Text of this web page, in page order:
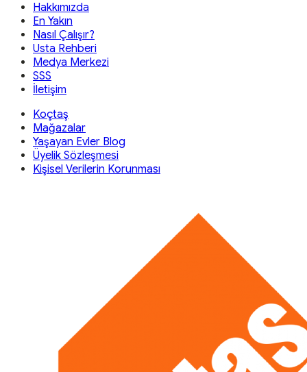
Hakkımızda
En Yakın
Nasıl Çalışır?
Usta Rehberi
Medya Merkezi
SSS
İletişim
Koçtaş
Mağazalar
Yaşayan Evler Blog
Üyelik Sözleşmesi
Kişisel Verilerin Korunması